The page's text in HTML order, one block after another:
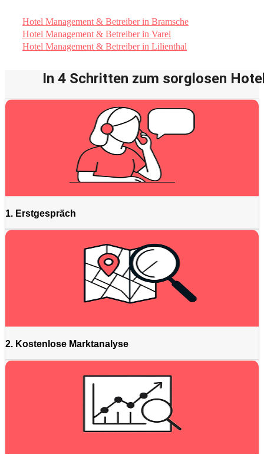
Hotel Management & Betreiber in Bramsche
Hotel Management & Betreiber in Varel
Hotel Management & Betreiber in Lilienthal
In 4 Schritten zum sorglosen
1. Erstgespräch
2. Kostenlose Marktanalyse